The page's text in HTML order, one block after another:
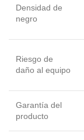
Densidad de
negro
Riesgo de
daño al equipo
Garantía del
producto